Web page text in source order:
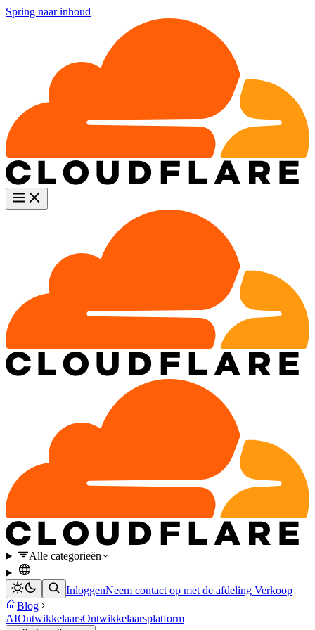
Spring naar inhoud
Alle categorieën
InloggenNeem contact op met de afdeling Verkoop
Blog
AIOntwikkelaarsOntwikkelaarsplatform